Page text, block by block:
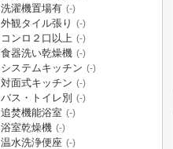
洗濯機置場有 (-)
外観タイル張り (-)
コンロ２口以上 (-)
食器洗い乾燥機 (-)
システムキッチン (-)
対面式キッチン (-)
バス・トイレ別 (-)
追焚機能浴室 (-)
浴室乾燥機 (-)
温水洗浄便座 (-)